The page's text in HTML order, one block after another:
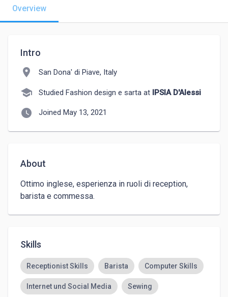
Overview
Intro
location_on San Dona' di Piave, Italy
school Studied Fashion design e sarta at IPSIA D'Alessi
watch_later Joined May 13, 2021
About
Ottimo inglese, esperienza in ruoli di reception,
barista e commessa.
Skills
Receptionist Skills Barista Computer Skills
Internet und Social Media Sewing